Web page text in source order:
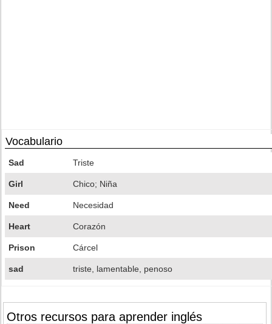
Vocabulario
Sad Triste
Girl Chico; Niña
Need Necesidad
Heart Corazón
Prison Cárcel
sad triste, lamentable, penoso
Otros recursos para aprender inglés